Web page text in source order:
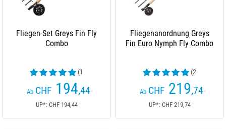
Fliegen-Set Greys Fin Fly
Combo
(1
Kundenrezensionen)
Ab CHF 194,44
UP*: CHF 194,44
Fliegenanordnung Greys
Fin Euro Nymph Fly Combo
(2
Kundenrezensionen)
Ab CHF 219,74
UP*: CHF 219,74